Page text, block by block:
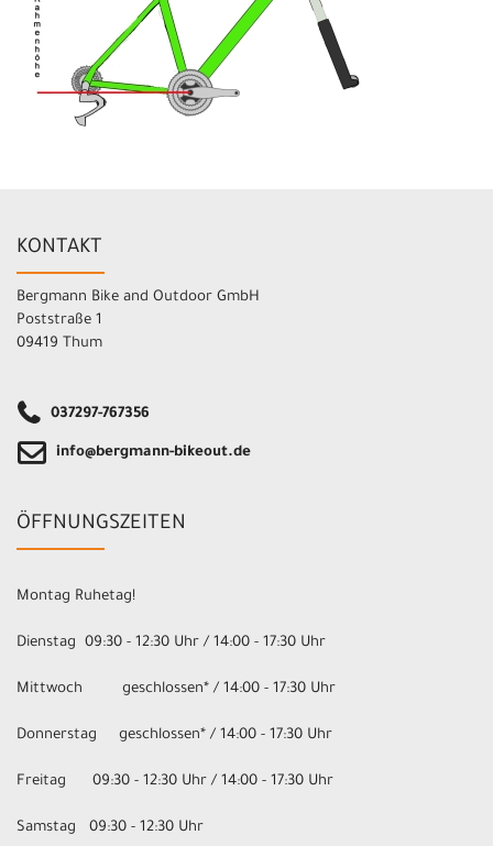
KONTAKT
Bergmann Bike and Outdoor GmbH
Poststraße 1
09419 Thum
037297-767356
info@bergmann-bikeout.de
ÖFFNUNGSZEITEN
Montag Ruhetag!
Dienstag 09:30 - 12:30 Uhr / 14:00 - 17:30 Uhr
Mittwoch geschlossen* / 14:00 - 17:30 Uhr
Donnerstag geschlossen* / 14:00 - 17:30 Uhr
Freitag 09:30 - 12:30 Uhr / 14:00 - 17:30 Uhr
Samstag 09:30 - 12:30 Uhr